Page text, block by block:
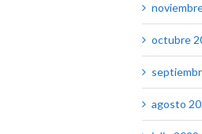
octubre
agosto